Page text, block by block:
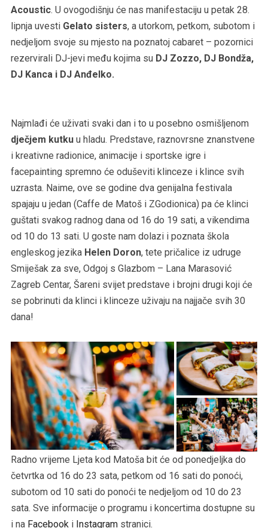
Acoustic. U ovogodišnju će nas manifestaciju u petak 28.
lipnja uvesti Gelato sisters, a utorkom, petkom, subotom i
nedjeljom svoje su mjesto na poznatoj cabaret – pozornici
rezervirali DJ-jevi među kojima su DJ Zozzo, DJ Bondža,
DJ Kanca i DJ Anđelko.
Najmlađi će uživati svaki dan i to u posebno osmišljenom
dječjem kutkuu hladu. Predstave, raznovrsne znanstvene
i kreativne radionice, animacije i sportske igre i
facepainting spremno će oduševiti klinceze i klince svih
uzrasta. Naime, ove se godine dva genijalna festivala
spajaju u jedan (Caffe de Matoš i ZGodionica) pa će klinci
guštati svakog radnog dana od 16 do 19 sati, a vikendima
od 10 do 13 sati. U goste nam dolazi i poznata škola
engleskog jezika Helen Doron, tete pričalice iz udruge
Smiješak za sve, Odgoj s Glazbom – Lana Marasović
Zagreb Centar, Šareni svijet predstave i brojni drugi koji će
se pobrinuti da klinci i klinceze uživaju na najjače svih 30
dana!
Radno vrijeme Ljeta kod Matoša bit će od ponedjeljka do
četvrtka od 16 do 23 sata, petkom od 16 sati do ponoći,
subotom od 10 sati do ponoći te nedjeljom od 10 do 23
sata. Sve informacije o programu i koncertima dostupne su
i na Facebooki Instagramstranici.